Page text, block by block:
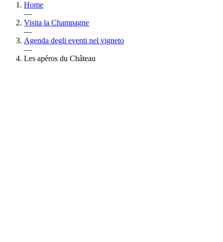
Home
—
Visita la Champagne
—
Agenda degli eventi nel vigneto
—
Les apéros du Château